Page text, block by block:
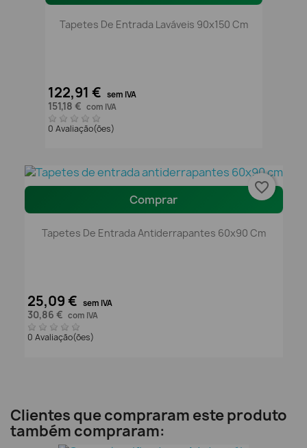
Tapetes De Entrada Laváveis 90x150 Cm
122,91 € sem IVA
151,18 € com IVA
0 Avaliação(ões)
Comprar
Tapetes De Entrada Antiderrapantes 60x90 Cm
25,09 € sem IVA
30,86 € com IVA
0 Avaliação(ões)
favorite_border
Clientes que compraram este produto
também compraram: